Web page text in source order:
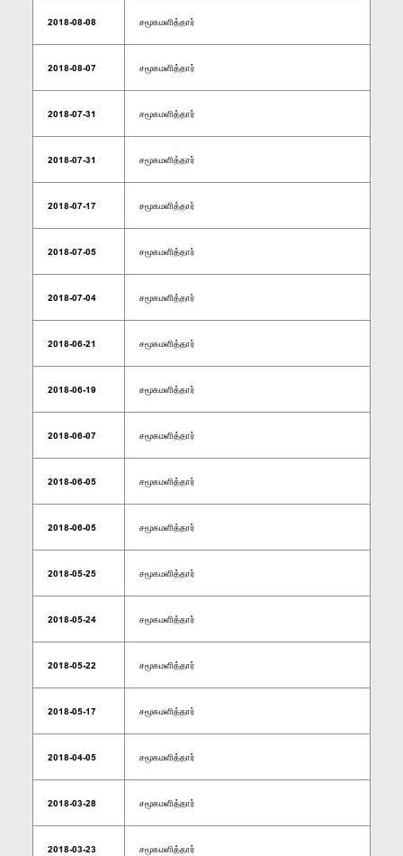
2018-08-08 சமூகமளித்தார்
2018-08-07 சமூகமளித்தார்
2018-07-31 சமூகமளித்தார்
2018-07-31 சமூகமளித்தார்
2018-07-17 சமூகமளித்தார்
2018-07-05 சமூகமளித்தார்
2018-07-04 சமூகமளித்தார்
2018-06-21 சமூகமளித்தார்
2018-06-19 சமூகமளித்தார்
2018-06-07 சமூகமளித்தார்
2018-06-05 சமூகமளித்தார்
2018-06-05 சமூகமளித்தார்
2018-05-25 சமூகமளித்தார்
2018-05-24 சமூகமளித்தார்
2018-05-22 சமூகமளித்தார்
2018-05-17 சமூகமளித்தார்
2018-04-05 சமூகமளித்தார்
2018-03-28 சமூகமளித்தார்
2018-03-23 சமூகமளித்தார்